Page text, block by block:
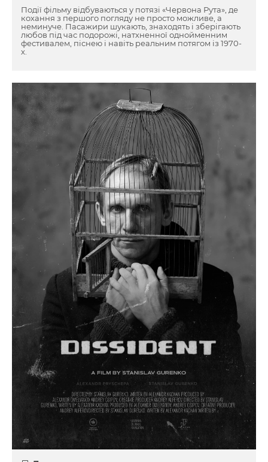
Події фільму відбуваються у потязі «Червона Рута», де
кохання з першого погляду не просто можливе, а
неминуче. Пасажири шукають, знаходять і зберігають
любов під час подорожі, натхненної однойменним
фестивалем, піснею і навіть реальним потягом із 1970-
х.